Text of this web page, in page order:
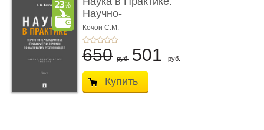
Научно-
консультационные (пра
...
Кочои С.М.
650 руб. 501 руб.
Купить